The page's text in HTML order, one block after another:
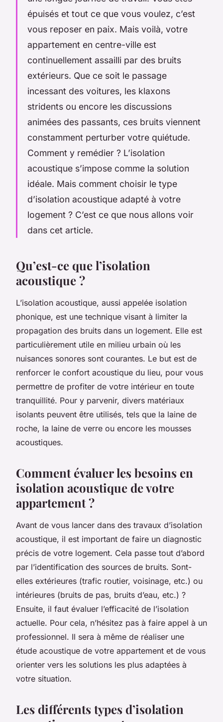
épuisés et tout ce que vous voulez, c’est
vous reposer en paix. Mais voilà, votre
appartement en centre-ville est
continuellement assailli par des bruits
extérieurs. Que ce soit le passage
incessant des voitures, les klaxons
stridents ou encore les discussions
animées des passants, ces bruits viennent
constamment perturber votre quiétude.
Comment y remédier ? L’isolation
acoustique s’impose comme la solution
idéale. Mais comment choisir le type
d’isolation acoustique adapté à votre
logement ? C’est ce que nous allons voir
dans cet article.
Qu’est-ce que l’isolation
acoustique ?
L’isolation acoustique, aussi appelée isolation
phonique, est une technique visant à limiter la
propagation des bruits dans un logement. Elle est
particulièrement utile en milieu urbain où les
nuisances sonores sont courantes. Le but est de
renforcer le confort acoustique du lieu, pour vous
permettre de profiter de votre intérieur en toute
tranquillité. Pour y parvenir, divers matériaux
isolants peuvent être utilisés, tels que la laine de
roche, la laine de verre ou encore les mousses
acoustiques.
Comment évaluer les besoins en
isolation acoustique de votre
appartement ?
Avant de vous lancer dans des travaux d’isolation
acoustique, il est important de faire un diagnostic
précis de votre logement. Cela passe tout d’abord
par l’identification des sources de bruits. Sont-
elles extérieures (trafic routier, voisinage, etc.) ou
intérieures (bruits de pas, bruits d’eau, etc.) ?
Ensuite, il faut évaluer l’efficacité de l’isolation
actuelle. Pour cela, n’hésitez pas à faire appel à un
professionnel. Il sera à même de réaliser une
étude acoustique de votre appartement et de vous
orienter vers les solutions les plus adaptées à
votre situation.
Les différents types d’isolation